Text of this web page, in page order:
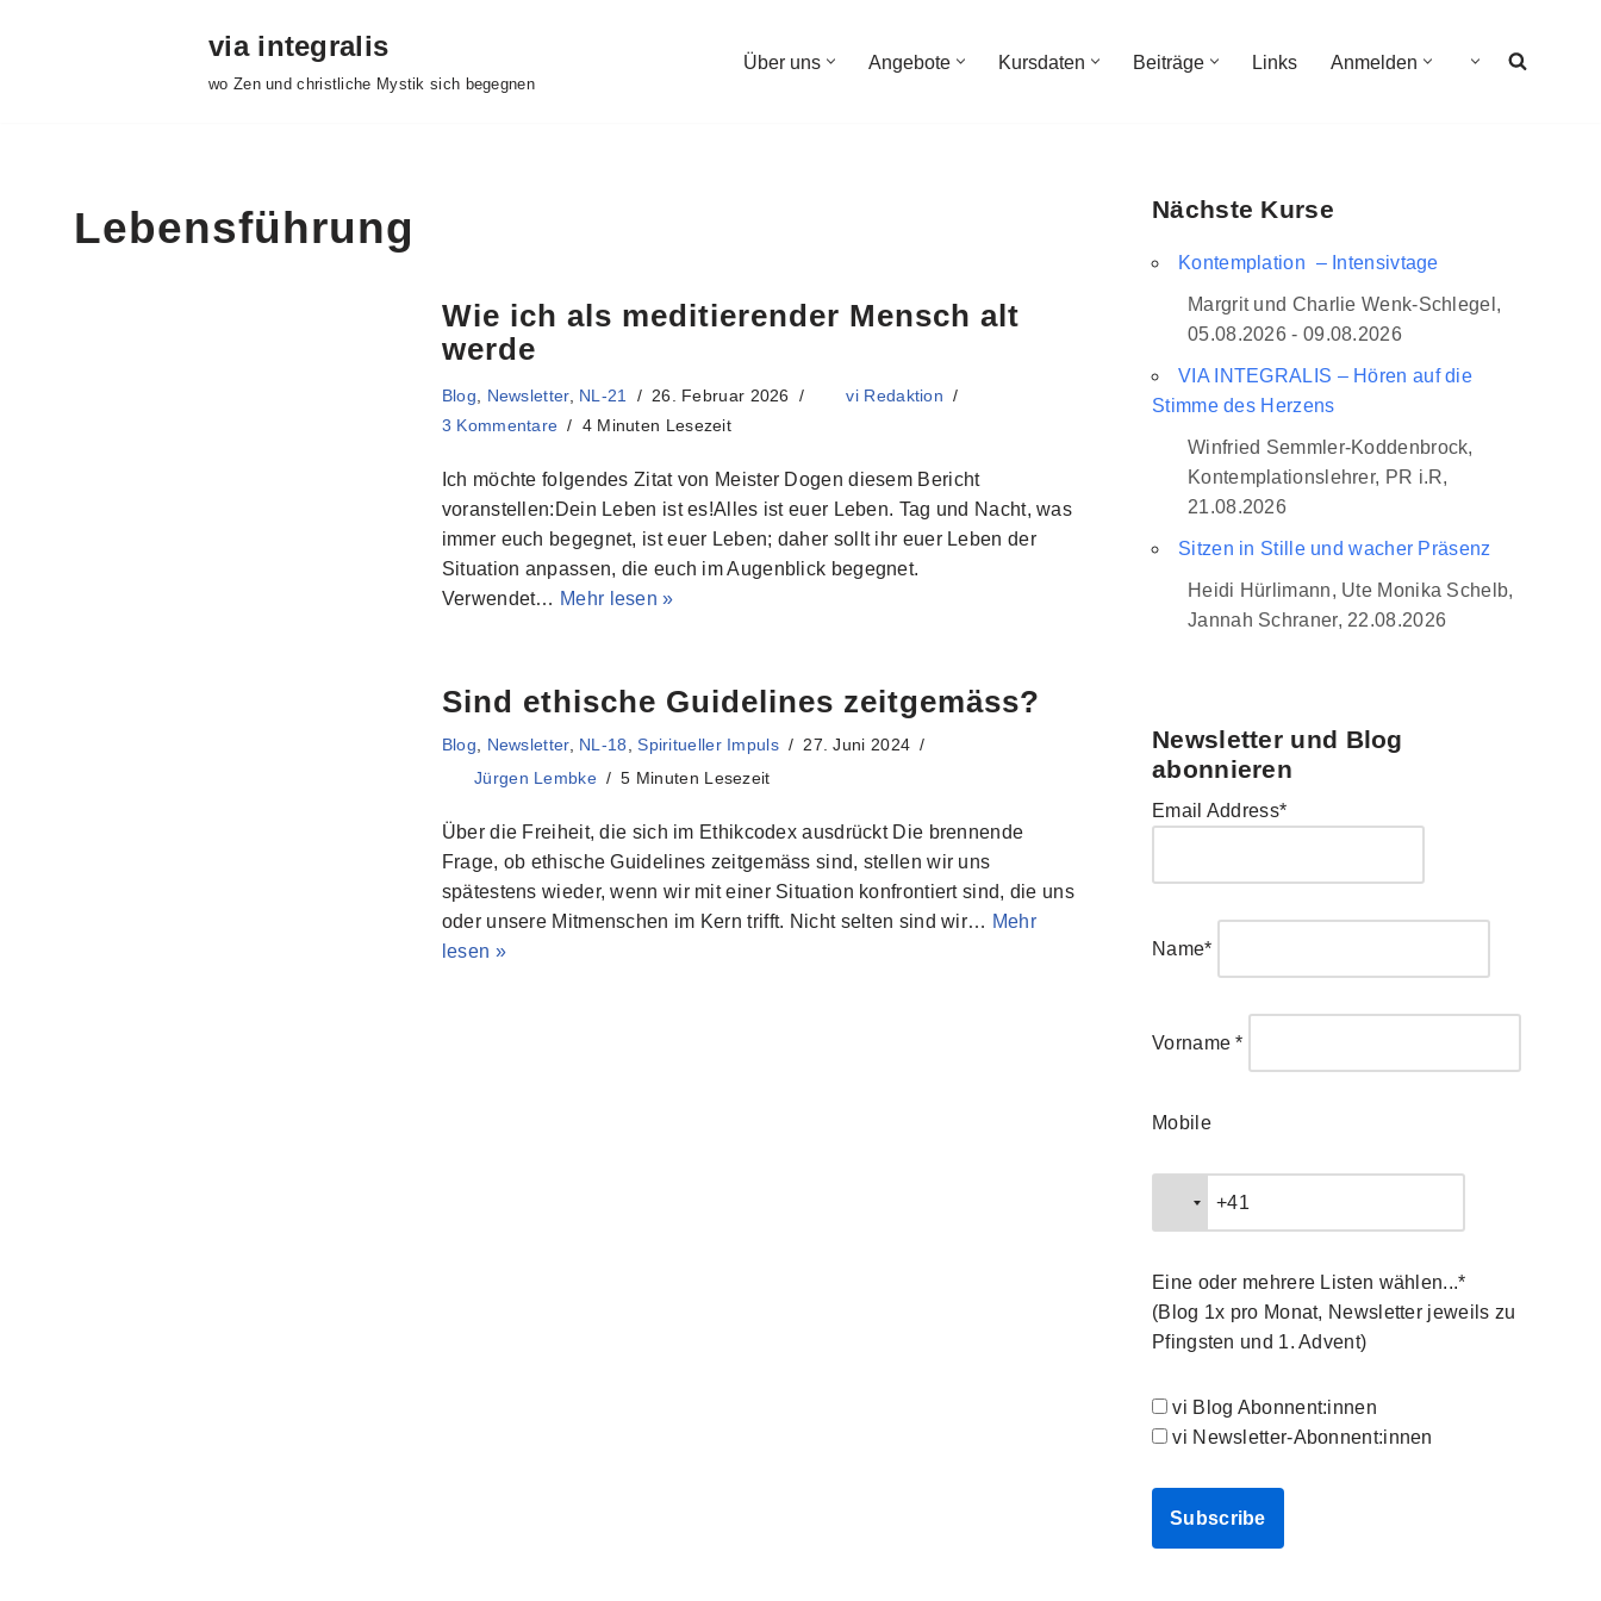
via integralis
wo Zen und christliche Mystik sich begegnen
Über uns Angebote Kursdaten Beiträge Links Anmelden
Lebensführung
Wie ich als meditierender Mensch alt
werde
Blog Newsletter, NL-21 26. Februar 2026
vi Redaktion
3 Kommentare
4 Minuten Lesezeit
Ich möchte folgendes Zitat von Meister Dogen diesem Bericht
voranstellen:Dein Leben ist es!Alles ist euer Leben. Tag und Nacht, was
immer euch begegnet, ist euer Leben; daher sollt ihr euer Leben der
Situation anpassen, die euch im Augenblick begegnet.
Verwendet… Mehr lesen »
Sind ethische Guidelines zeitgemäss?
Blog Newsletter, NL-18 ,Spiritueller Impuls
27. Juni 2024
Jürgen Lembke
5 Minuten Lesezeit
Über die Freiheit, die sich im Ethikcodex ausdrückt Die brennende
Frage, ob ethische Guidelines zeitgemäss sind, stellen wir uns
spätestens wieder, wenn wir mit einer Situation konfrontiert sind, die uns
oder unsere Mitmenschen im Kern trifft. Nicht selten sind wir… Mehr
lesen »
Nächste Kurse
Kontemplation – Intensivtage
Margrit und Charlie Wenk-Schlegel,
05.08.2026 - 09.08.2026
VIA INTEGRALIS – Hören auf die
Stimme des Herzens
Winfried Semmler-Koddenbrock,
Kontemplationslehrer, PR i.R,
21.08.2026
Sitzen in Stille und wacher Präsenz
Heidi Hürlimann, Ute Monika Schelb,
Jannah Schraner, 22.08.2026
Newsletter und Blog
abonnieren
Email Address*
Name*
Vorname *
Mobile
Eine oder mehrere Listen wählen...*
(Blog 1x pro Monat, Newsletter jeweils zu
Pfingsten und 1. Advent)
vi Blog Abonnent:innen
vi Newsletter-Abonnent:innen